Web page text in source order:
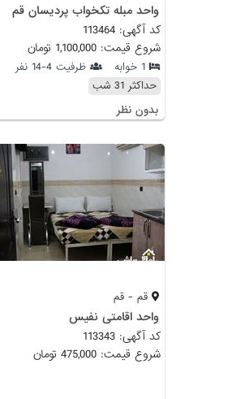
واحد مبله تکخواب پردیسان قم
کد آگهی: 113464
شروع قیمت: 1,100,000 تومان
1 خوابه
ظرفیت 4-14 نفر
حداکثر 31 شب
بدون نظر
قم - قم
واحد اقامتی نفیس
کد آگهی: 113343
شروع قیمت: 475,000 تومان